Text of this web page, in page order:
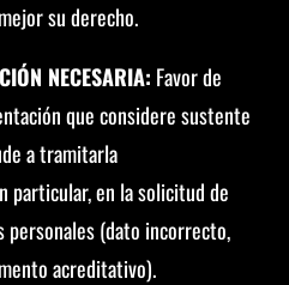
su derecho.
NECESARIA: Favor de
que considere sustente
a tramitarla
particular, en la solicitud de
(dato incorrecto,
acreditativo).